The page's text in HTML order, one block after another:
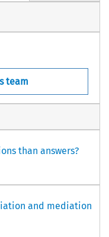
team
than answers?
and mediation